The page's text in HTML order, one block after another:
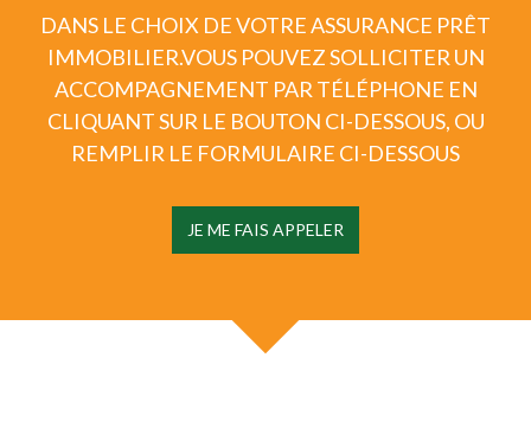
DANS LE CHOIX DE VOTRE ASSURANCE PRÊT
IMMOBILIER.VOUS POUVEZ SOLLICITER UN
ACCOMPAGNEMENT PAR TÉLÉPHONE EN
CLIQUANT SUR LE BOUTON CI-DESSOUS, OU
REMPLIR LE FORMULAIRE CI-DESSOUS
JE ME FAIS APPELER